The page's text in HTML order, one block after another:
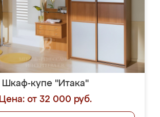
Шкаф-купе "Итака"
Цена: от 32 000 руб.